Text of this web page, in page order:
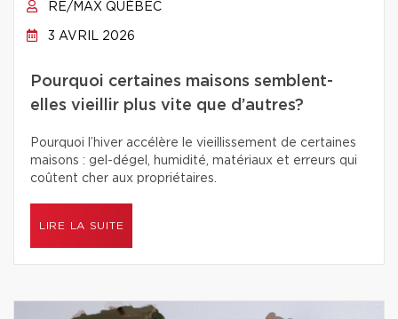
RE/MAX QUÉBEC
3 AVRIL 2026
Pourquoi certaines maisons semblent-
elles vieillir plus vite que d’autres?
Pourquoi l’hiver accélère le vieillissement de certaines
maisons : gel-dégel, humidité, matériaux et erreurs qui
coûtent cher aux propriétaires.
LIRE LA SUITE